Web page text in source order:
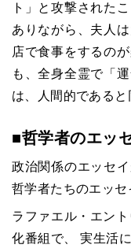
ト」と攻撃された
ありながら、夫人
店で食事をするの
も、全身全霊で「
は、人間的であると
■哲学者のエッ
政治関係のエッセ
哲学者たちのエッセ
ラファエル・エン
化番組で、 実生活